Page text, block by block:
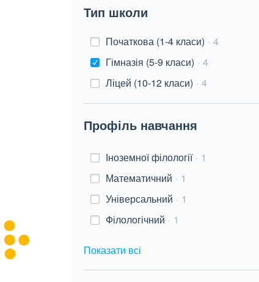
Тип школи
Початкова (1-4 класи)
4
Гімназія (5-9 класи)
4
Ліцей (10-12 класи)
4
Профіль навчання
Іноземної філології
1
Математичний
1
Універсальний
1
Філологічний
1
Показати всі